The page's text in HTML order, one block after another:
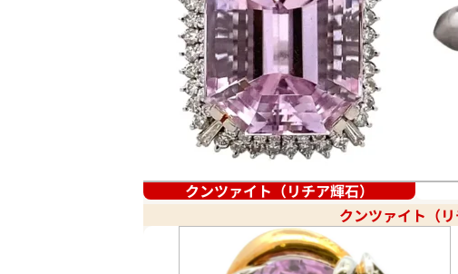
クンツァイト（リチア輝石）
クンツァイト（リ